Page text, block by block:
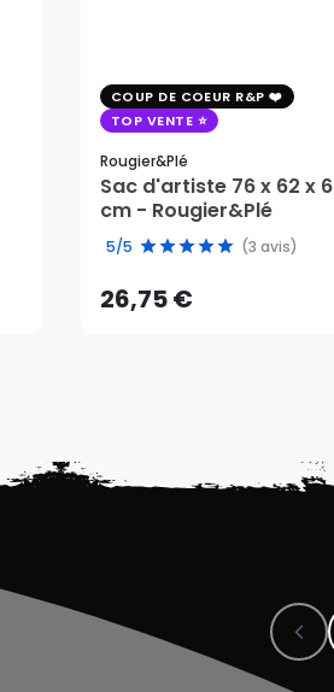
COUP DE COEUR R&P
TOP VENTE
Rougier&plé
Sac d'artiste 76 x 62 x 6
cm - Rougier&Plé
5/5 (3 avis)
26,75 €
26,75 €
AJOUTER AU PANIER